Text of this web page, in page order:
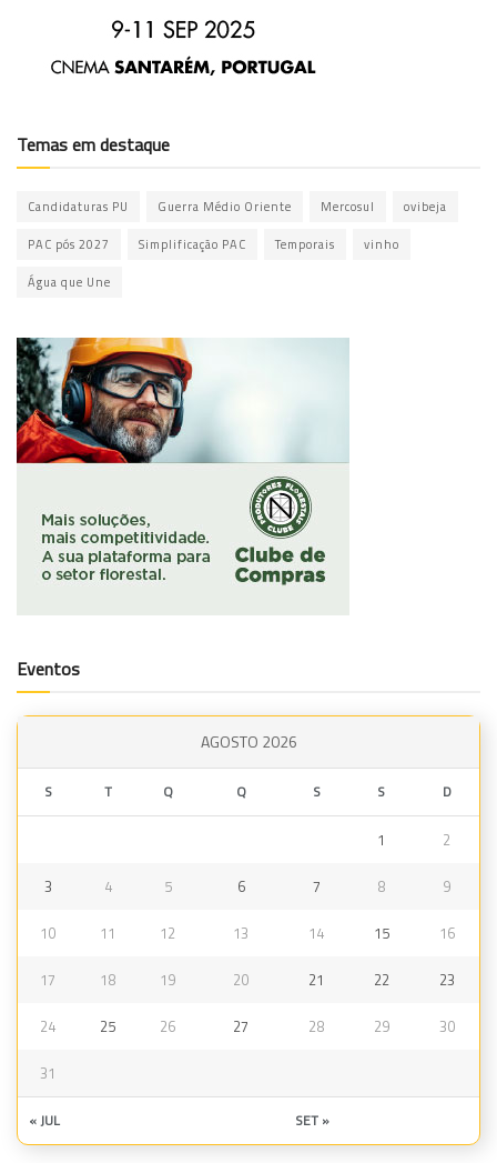
Temas em destaque
Candidaturas PU Guerra Médio Oriente Mercosul ovibeja
PAC pós 2027 Simplificação PAC Temporais vinho
Água que Une
Eventos
AGOSTO 2026
S T Q Q S S D
1 2
3 4 5 6 7 8 9
10 11 12 13 14 15 16
17 18 19 20 21 22 23
24 25 26 27 28 29 30
31
« JUL SET »